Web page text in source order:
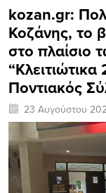
kozan.gr:
Koζάνης, το
στο πλαίσιο
Ποντιακός
23 Αυγούστου